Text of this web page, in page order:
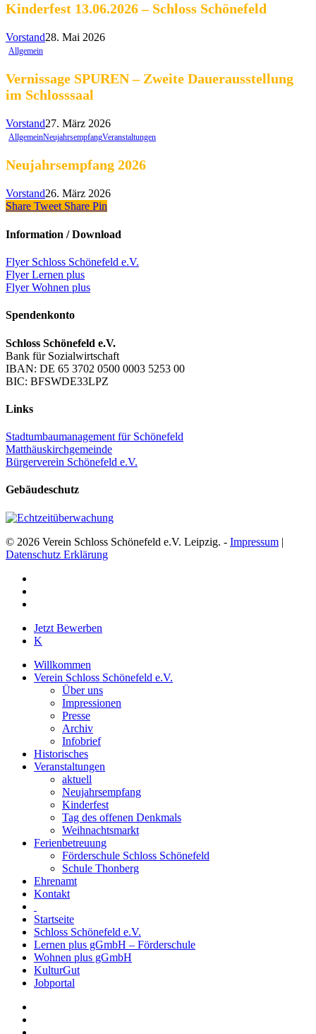
Kinderfest 13.06.2026 – Schloss Schönefeld
Vorstand28. Mai 2026
Allgemein
Vernissage SPUREN – Zweite Dauerausstellung
im Schlosssaal
Vorstand27. März 2026
AllgemeinNeujahrsempfangVeranstaltungen
Neujahrsempfang 2026
Vorstand26. März 2026
Share Tweet Share Pin
Information / Download
Flyer Schloss Schönefeld e.V.
Flyer Lernen plus
Flyer Wohnen plus
Spendenkonto
Schloss Schönefeld e.V.
Bank für Sozialwirtschaft
IBAN: DE 65 3702 0500 0003 5253 00
BIC: BFSWDE33LPZ
Links
Stadtumbaumanagement für Schönefeld
Matthäuskirchgemeinde
Bürgerverein Schönefeld e.V.
Gebäudeschutz
© 2026 Verein Schloss Schönefeld e.V. Leipzig. - Impressum |
Datenschutz Erklärung
Close
Menu
Jetzt Bewerben
K
Willkommen
Verein Schloss Schönefeld e.V.
Über uns
Impressionen
Presse
Archiv
Infobrief
Historisches
Veranstaltungen
aktuell
Neujahrsempfang
Kinderfest
Tag des offenen Denkmals
Weihnachtsmarkt
Ferienbetreuung
Förderschule Schloss Schönefeld
Schule Thonberg
Ehrenamt
Kontakt
Startseite
Schloss Schönefeld e.V.
Lernen plus gGmbH – Förderschule
Wohnen plus gGmbH
KulturGut
Jobportal